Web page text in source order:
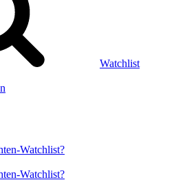
Watchlist
Watchlist?
Watchlist?